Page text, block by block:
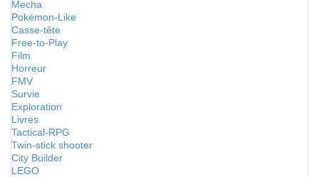
Mecha
Pokémon-Like
Casse-tête
Free-to-Play
Film
Horreur
FMV
Survie
Exploration
Livres
Tactical-RPG
Twin-stick shooter
City Builder
LEGO